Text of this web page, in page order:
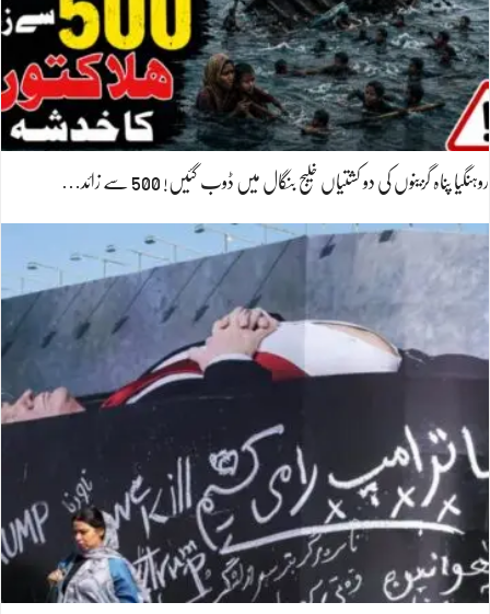
روہنگیا پناہ گزینوں کی دو کشتیاں خلیج بنگال میں ڈوب گئیں! 500 سے زائد…